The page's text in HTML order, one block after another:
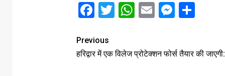
Facebook
Twitter
WhatsApp
EmailShare
Previous
हरिद्वार में एक विलेज प्रोटेक्शन फोर्स तैयार की